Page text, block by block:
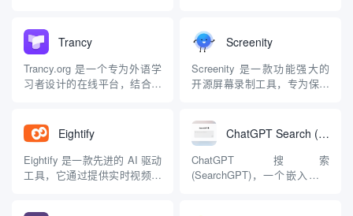
排名以及其他关键数据。它以
浏览器扩展、移动应用和网页
版的形式提供服务，功能强大
且易于使用。以下是对 Keepa
的关系相当于“壳与内容”的关
系，油猴(篡改猴)是壳，而
Greasyfork上有用户在创建托
管了所有的内容。两者需要
Trancy
Trancy.org 是一个专为外语学
习者设计的在线平台，结合了
语言学习体验。主要功能 1. AI
口语教练 真实场景对话：内置
丰富的口语对话场景，用户可
以根据需求选择不同的对话内
Screenity
Screenity 是一款功能强大的
开源屏幕录制工具，专为保护
提供了丰富的录制和编辑功
能，适合教育工作者、开发
者、市场营销人员等各种用
户。 主要功能 多种录制选
Eightify
Eightify 是一款先进的 AI 驱动
工具，它通过提供实时视频摘
ChatGPT Search (SearchGPT)
ChatGPT 搜索
(SearchGPT)，一个嵌入在流